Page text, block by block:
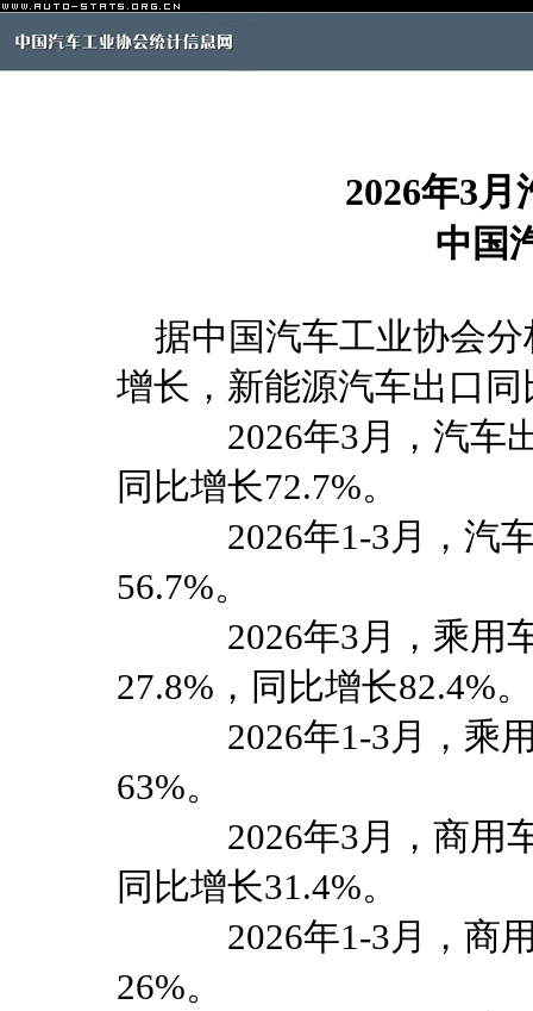
2026年3
中国
据中国汽车工业协会分
增长，新能源汽车出口
2026年3月，汽车出
同比增长72.7%。
2026年1-3月，汽车
56.7%。
2026年3月，乘用车
27.8%，同比增长82.4%。
2026年1-3月，乘用
63%。
2026年3月，商用车
同比增长31.4%。
2026年1-3月，商用
26%。